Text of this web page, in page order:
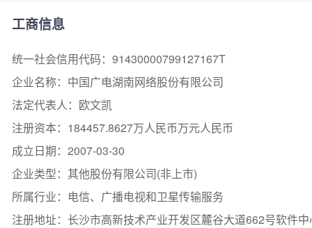
工商信息
统一社会信用代码：91430000799127167T
企业名称：中国广电湖南网络股份有限公司
法定代表人：欧文凯
注册资本：184457.8627万人民币万元人民币
成立日期：2007-03-30
企业类型：其他股份有限公司(非上市)
所属行业：电信、广播电视和卫星传输服务
注册地址：长沙市高新技术产业开发区麓谷大道662号软件